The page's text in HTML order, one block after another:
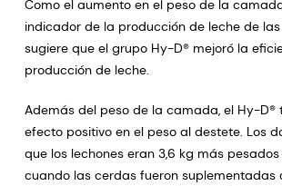
Como el aumento en el peso de la
indicador de la producción de leche de
sugiere que el grupo Hy-D® mejoró la
producción de leche.
Además del peso de la camada, el Hy-D®
efecto positivo en el peso al destete. Los
que los lechones eran 3,6 kg más
cuando las cerdas fueron suplementadas